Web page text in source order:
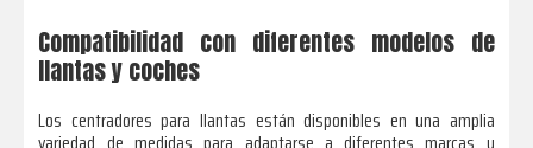
Compatibilidad con diferentes modelos de
llantas y coches
Los centradores para llantas están disponibles en una amplia